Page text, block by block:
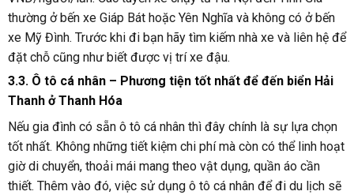
thường ở bến xe Giáp Bát hoặc Yên Nghĩa và không có ở bến
xe Mỹ Đình. Trước khi đi bạn hãy tìm kiếm nhà xe và liên hệ để
đặt chỗ cũng như biết được vị trí xe đậu.
3.3. Ô tô cá nhân – Phương tiện tốt nhất để đến biển Hải
Thanh ở Thanh Hóa
Nếu gia đình có sẵn ô tô cá nhân thì đây chính là sự lựa chọn
tốt nhất. Không những tiết kiệm chi phí mà còn có thể linh hoạt
giờ di chuyển, thoải mái mang theo vật dụng, quần áo cần
thiết. Thêm vào đó, việc sử dụng ô tô cá nhân để đi du lịch sẽ